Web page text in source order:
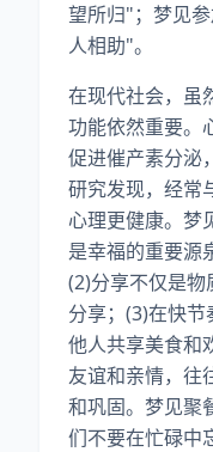
望所归"；梦见
人相助"。
在现代社会，虽
功能依然重要。
促进催产素分泌
研究发现，经常
心理更健康。梦
是幸福的重要源
(2)分享不仅是
分享；(3)在快
他人共享美食和
友谊和亲情，往
和巩固。梦见聚
们不要在忙碌中